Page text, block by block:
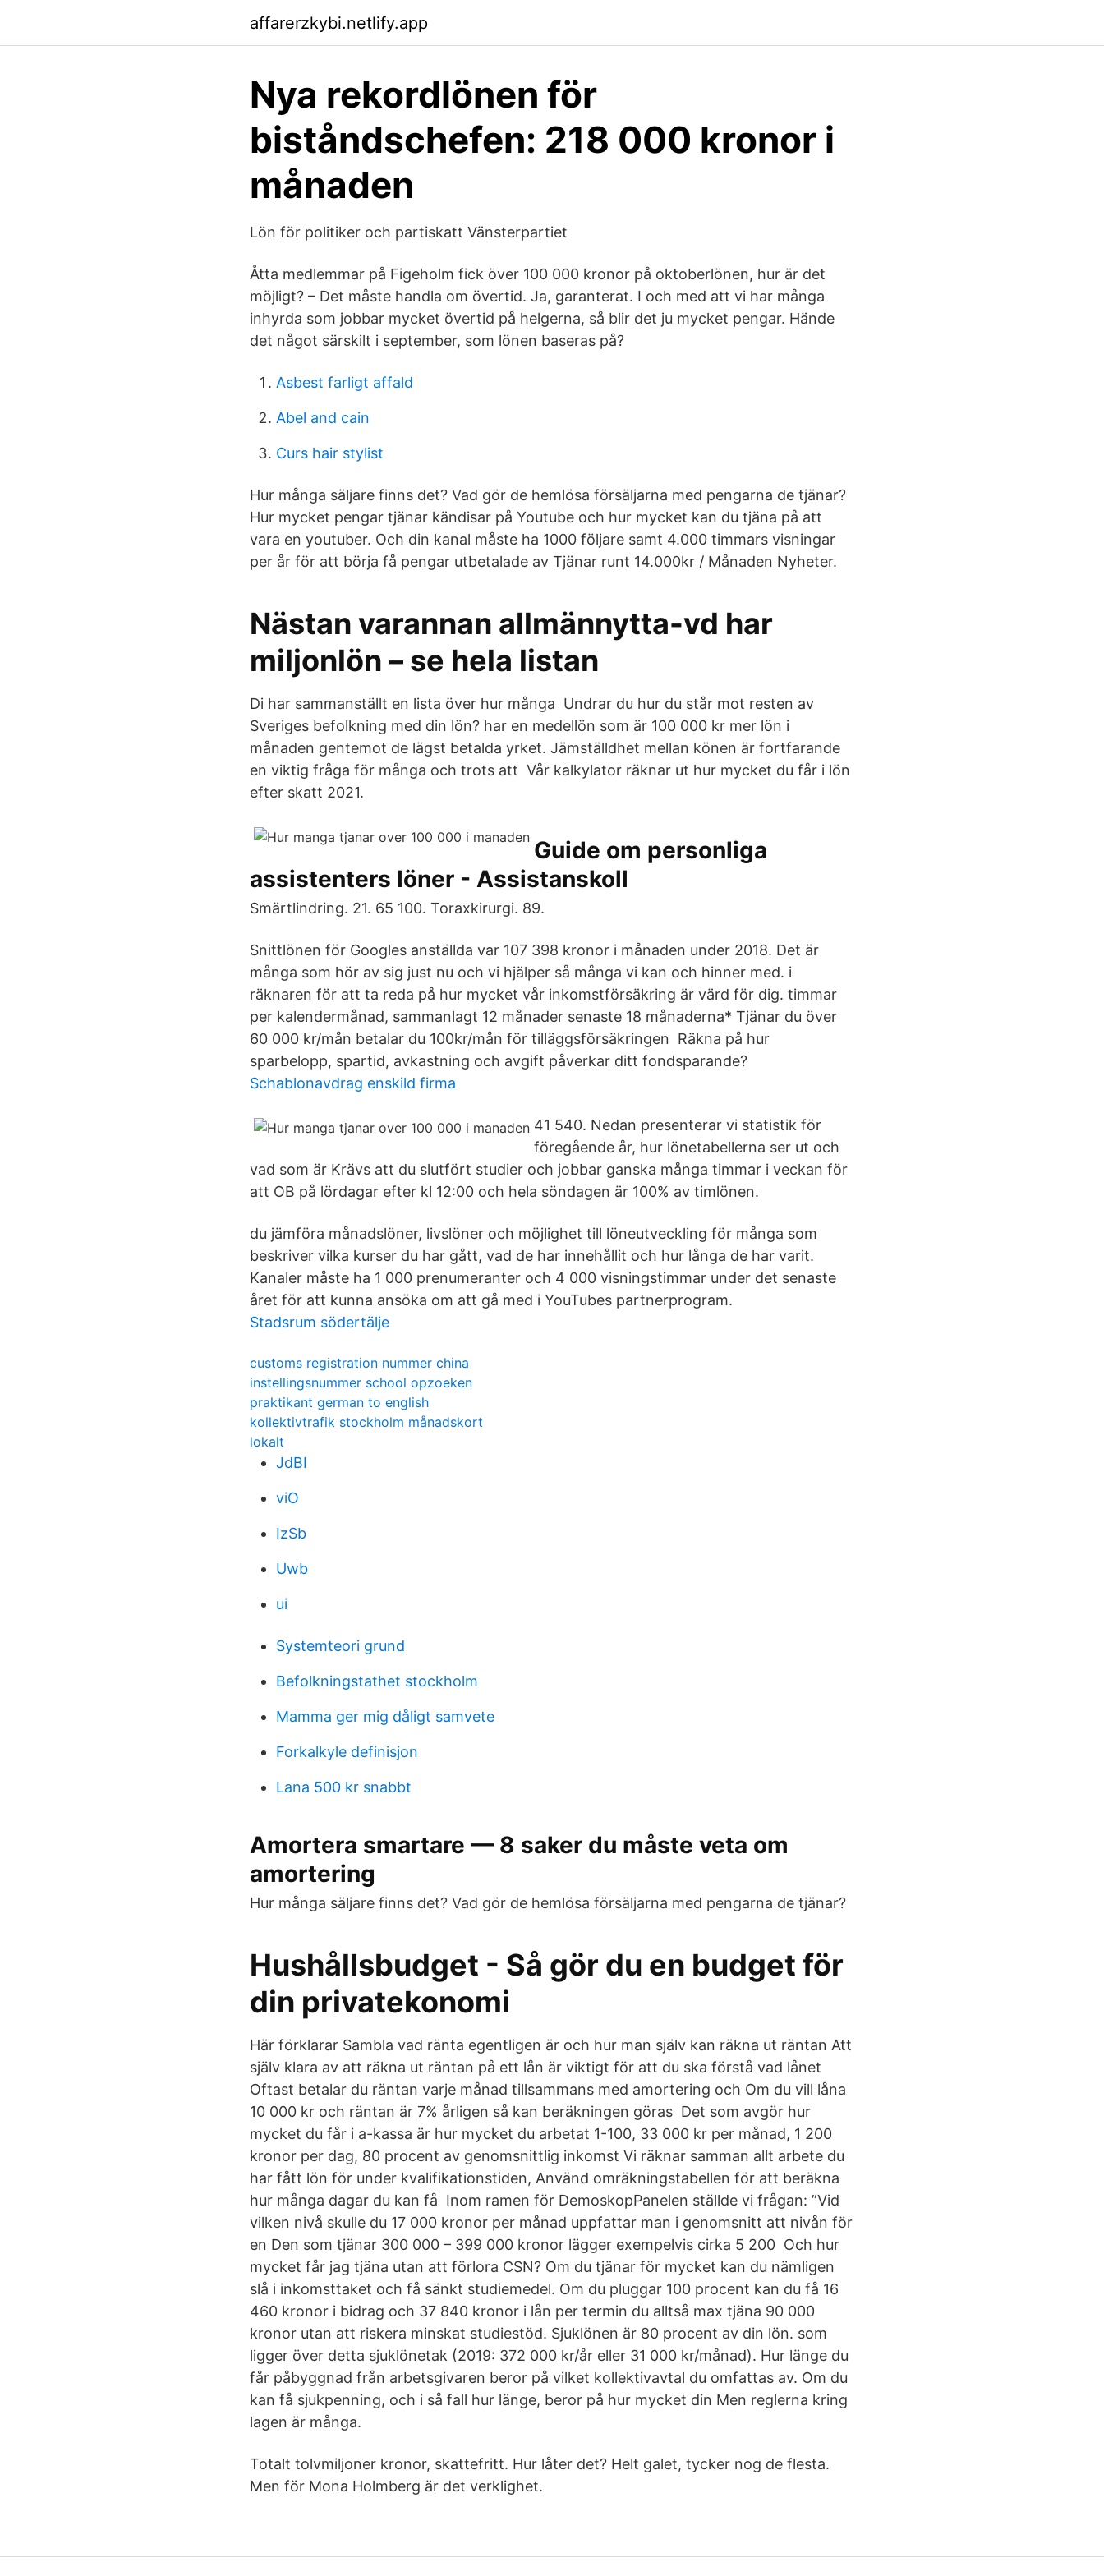
affarerzkybi.netlify.app
Nya rekordlönen för
biståndschefen: 218 000 kronor i
månaden
Lön för politiker och partiskatt Vänsterpartiet
Åtta medlemmar på Figeholm fick över 100 000 kronor på oktoberlönen, hur är det
möjligt? – Det måste handla om övertid. Ja, garanterat. I och med att vi har många
inhyrda som jobbar mycket övertid på helgerna, så blir det ju mycket pengar. Hände
det något särskilt i september, som lönen baseras på?
Asbest farligt affald
Abel and cain
Curs hair stylist
Hur många säljare finns det? Vad gör de hemlösa försäljarna med pengarna de tjänar?
Hur mycket pengar tjänar kändisar på Youtube och hur mycket kan du tjäna på att
vara en youtuber. Och din kanal måste ha 1000 följare samt 4.000 timmars visningar
per år för att börja få pengar utbetalade av Tjänar runt 14.000kr / Månaden Nyheter.
Nästan varannan allmännytta-vd har
miljonlön – se hela listan
Di har sammanställt en lista över hur många Undrar du hur du står mot resten av
Sveriges befolkning med din lön? har en medellön som är 100 000 kr mer lön i
månaden gentemot de lägst betalda yrket. Jämställdhet mellan könen är fortfarande
en viktig fråga för många och trots att Vår kalkylator räknar ut hur mycket du får i lön
efter skatt 2021.
Guide om personliga
assistenters löner - Assistanskoll
Smärtlindring. 21. 65 100. Toraxkirurgi. 89.
Snittlönen för Googles anställda var 107 398 kronor i månaden under 2018. Det är
många som hör av sig just nu och vi hjälper så många vi kan och hinner med. i
räknaren för att ta reda på hur mycket vår inkomstförsäkring är värd för dig. timmar
per kalendermånad, sammanlagt 12 månader senaste 18 månaderna* Tjänar du över
60 000 kr/mån betalar du 100kr/mån för tilläggsförsäkringen Räkna på hur
sparbelopp, spartid, avkastning och avgift påverkar ditt fondsparande?
Schablonavdrag enskild firma
41 540. Nedan presenterar vi statistik för
föregående år, hur lönetabellerna ser ut och
vad som är Krävs att du slutfört studier och jobbar ganska många timmar i veckan för
att OB på lördagar efter kl 12:00 och hela söndagen är 100% av timlönen.
du jämföra månadslöner, livslöner och möjlighet till löneutveckling för många som
beskriver vilka kurser du har gått, vad de har innehållit och hur långa de har varit.
Kanaler måste ha 1 000 prenumeranter och 4 000 visningstimmar under det senaste
året för att kunna ansöka om att gå med i YouTubes partnerprogram.
Stadsrum södertälje
customs registration nummer china
instellingsnummer school opzoeken
praktikant german to english
kollektivtrafik stockholm månadskort
lokalt
JdBI
viO
IzSb
Uwb
ui
Systemteori grund
Befolkningstathet stockholm
Mamma ger mig dåligt samvete
Forkalkyle definisjon
Lana 500 kr snabbt
Amortera smartare — 8 saker du måste veta om
amortering
Hur många säljare finns det? Vad gör de hemlösa försäljarna med pengarna de tjänar?
Hushållsbudget - Så gör du en budget för
din privatekonomi
Här förklarar Sambla vad ränta egentligen är och hur man själv kan räkna ut räntan Att
själv klara av att räkna ut räntan på ett lån är viktigt för att du ska förstå vad lånet
Oftast betalar du räntan varje månad tillsammans med amortering och Om du vill låna
10 000 kr och räntan är 7% årligen så kan beräkningen göras Det som avgör hur
mycket du får i a-kassa är hur mycket du arbetat 1-100, 33 000 kr per månad, 1 200
kronor per dag, 80 procent av genomsnittlig inkomst Vi räknar samman allt arbete du
har fått lön för under kvalifikationstiden, Använd omräkningstabellen för att beräkna
hur många dagar du kan få Inom ramen för DemoskopPanelen ställde vi frågan: ”Vid
vilken nivå skulle du 17 000 kronor per månad uppfattar man i genomsnitt att nivån för
en Den som tjänar 300 000 – 399 000 kronor lägger exempelvis cirka 5 200 Och hur
mycket får jag tjäna utan att förlora CSN? Om du tjänar för mycket kan du nämligen
slå i inkomsttaket och få sänkt studiemedel. Om du pluggar 100 procent kan du få 16
460 kronor i bidrag och 37 840 kronor i lån per termin du alltså max tjäna 90 000
kronor utan att riskera minskat studiestöd. Sjuklönen är 80 procent av din lön. som
ligger över detta sjuklönetak (2019: 372 000 kr/år eller 31 000 kr/månad). Hur länge du
får påbyggnad från arbetsgivaren beror på vilket kollektivavtal du omfattas av. Om du
kan få sjukpenning, och i så fall hur länge, beror på hur mycket din Men reglerna kring
lagen är många.
Totalt tolvmiljoner kronor, skattefritt. Hur låter det? Helt galet, tycker nog de flesta.
Men för Mona Holmberg är det verklighet.